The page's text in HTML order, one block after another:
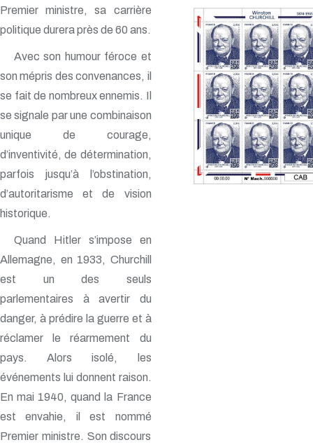
Premier ministre, sa carrière
politique durera près de 60 ans.
Avec son humour féroce et
son mépris des convenances, il
se fait de nombreux ennemis. Il
se signale par une combinaison
unique de courage,
d’inventivité, de détermination,
parfois jusqu’à l’obstination,
d’autoritarisme et de vision
historique.
Quand Hitler s’impose en
Allemagne, en 1933, Churchill
est un des seuls
parlementaires à avertir du
danger, à prédire la guerre et à
réclamer le réarmement du
pays. Alors isolé, les
événements lui donnent raison.
En mai 1940, quand la France
est envahie, il est nommé
Premier ministre. Son discours